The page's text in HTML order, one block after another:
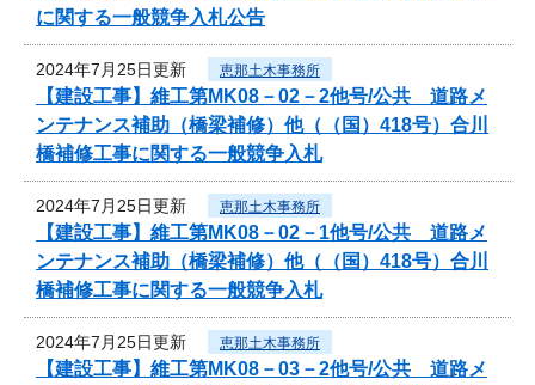
に関する一般競争入札公告
2024年7月25日更新 恵那土木事務所
【建設工事】維工第MK08－02－2他号/公共 道路メ
ンテナンス補助（橋梁補修）他（（国）418号）合川
橋補修工事に関する一般競争入札
2024年7月25日更新 恵那土木事務所
【建設工事】維工第MK08－02－1他号/公共 道路メ
ンテナンス補助（橋梁補修）他（（国）418号）合川
橋補修工事に関する一般競争入札
2024年7月25日更新 恵那土木事務所
【建設工事】維工第MK08－03－2他号/公共 道路メ